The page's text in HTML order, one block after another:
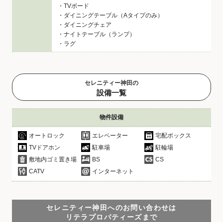
・TVボード
・ダイニングテーブル（Aタイプのみ）
・ダイニングチェア
・ナイトテーブル（ランプ）
・ラグ
セレニティー神田の
設備一覧
物件設備
オートロック エレベーター
宅配ボックス
TVドアホン
駐車場
駐輪場
敷地内ゴミ置き場
BS
CS
CATV
インターネット
セレニティー神田へのお問い合わせは
リテラプロパティーズまで